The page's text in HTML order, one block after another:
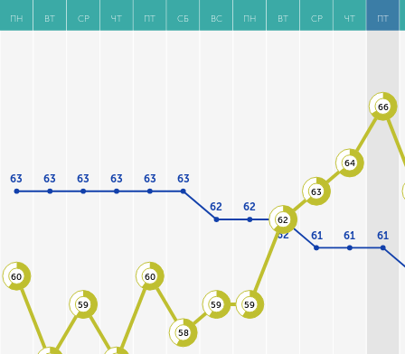
ПН ВТ СР ЧТ ПТ СБ ВС ПН ВТ СР ЧТ ПТ
63 63 63 63 63 63
62 62
62 61 61 61
60
59
60
58
59 59
62
63
64
66